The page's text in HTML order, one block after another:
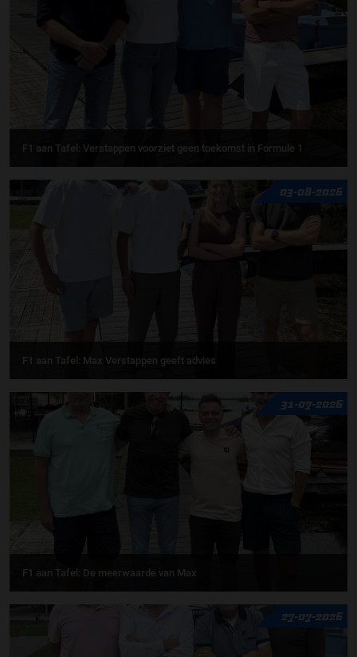
F1 aan Tafel: Verstappen voorziet geen toekomst in Formule 1
03-08-2026
F1 aan Tafel: Max Verstappen geeft advies
31-07-2026
F1 aan Tafel: De meerwaarde van Max
27-07-2026